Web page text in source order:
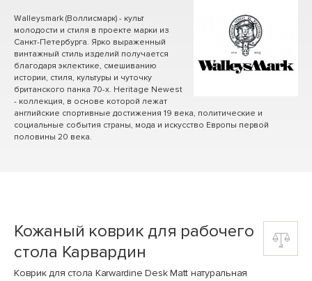
Walleysmark (Воллисмарк) - культ
молодости и стиля в проекте марки из
Санкт-Петербурга. Ярко выраженный
винтажный стиль изделий получается
благодаря эклектике, смешиванию
истории, стиля, культуры и чуточку
британского панка 70-х. Heritage Newest
- коллекция, в основе которой лежат
английские спортивные достижения 19 века, политические и
социальные события страны, мода и искусство Европы первой
половины 20 века.
Кожаный коврик для рабочего
стола Карвардин
Коврик для стола Karwardine Desk Matt натуральная